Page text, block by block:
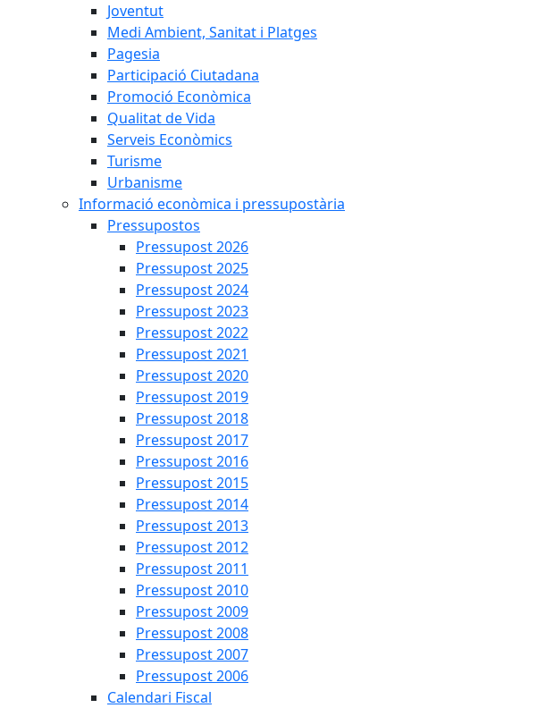
Joventut
Medi Ambient, Sanitat i Platges
Pagesia
Participació Ciutadana
Promoció Econòmica
Qualitat de Vida
Serveis Econòmics
Turisme
Urbanisme
Informació econòmica i pressupostària
Pressupostos
Pressupost 2026
Pressupost 2025
Pressupost 2024
Pressupost 2023
Pressupost 2022
Pressupost 2021
Pressupost 2020
Pressupost 2019
Pressupost 2018
Pressupost 2017
Pressupost 2016
Pressupost 2015
Pressupost 2014
Pressupost 2013
Pressupost 2012
Pressupost 2011
Pressupost 2010
Pressupost 2009
Pressupost 2008
Pressupost 2007
Pressupost 2006
Calendari Fiscal